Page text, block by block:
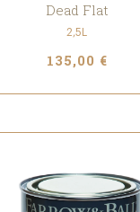
Dead Flat
2,5L
135,00 €